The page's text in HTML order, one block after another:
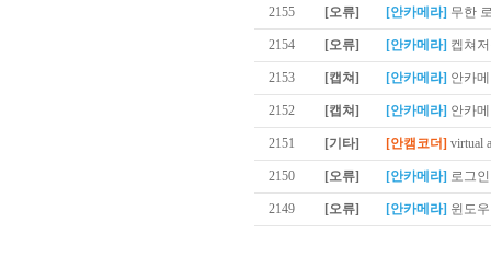
2155 [오류] [안카메라] 무한
2154 [오류] [안카메라] 켑쳐
2153 [캡쳐] [안카메라] 안카
2152 [캡쳐] [안카메라] 안카
2151 [기타] [안캠코더] virtual
2150 [오류] [안카메라] 로그
2149 [오류] [안카메라] 윈도